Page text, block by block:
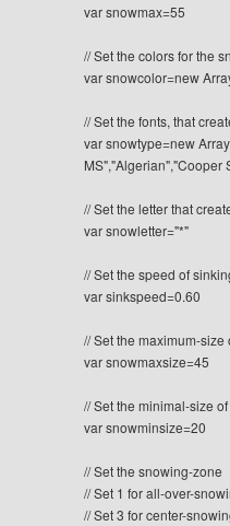
var snowmax=55
// Set the colors for the
var snowcolor=new
// Set the fonts, that
var snowtype=new
MS","Algerian","Cooper
// Set the letter that
var snowletter="*"
// Set the speed of
var sinkspeed=0.60
// Set the maximum-
var snowmaxsize=45
// Set the minimal-size
var snowminsize=20
// Set the snowing-zone
// Set 1 for all-over-
// Set 3 for center-